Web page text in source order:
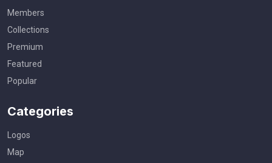
Members
Collections
Premium
Featured
Popular
Categories
Logos
Map